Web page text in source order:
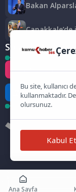
Bakan
Sosyal Medya
Instagram
LinkedIn
Ana Sayfa
Bu site, kullanıcı
kullanmaktadır.
olursunuz.
Kabul Et